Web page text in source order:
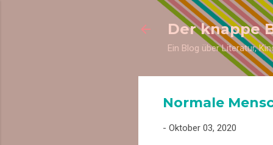
Der knappe
Ein Blog über Literatur,
Normale
- Oktober 03, 2020